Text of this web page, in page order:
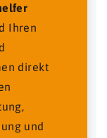
Ihren
direkt
und